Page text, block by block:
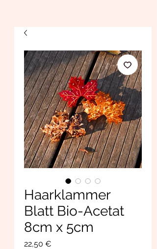
Haarklammer
Blatt Bio-Acetat
8cm x 5cm
22,50 €